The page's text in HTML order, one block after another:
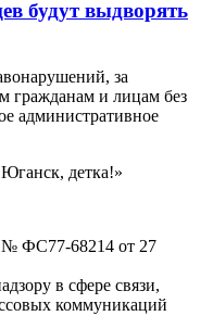
будут выдворять
за
гражданам и лицам без
административное
детка!»
ФС77-68214 от 27
в сфере связи,
коммуникаций